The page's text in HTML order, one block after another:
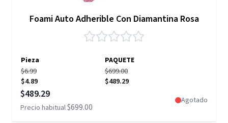
Foami Auto Adherible Con Diamantina Rosa
Pieza
PAQUETE
$6.99
$4.89
$699.00
$489.29
Precio especial
$489.29
Precio habitual$699.00
Agotado